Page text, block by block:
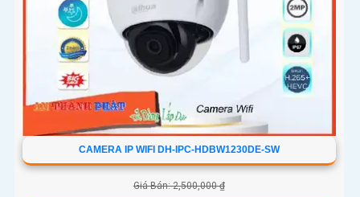
CAMERA IP WIFI DH-IPC-HDBW1230DE-SW
Giá Bán: 2,500,000 ₫